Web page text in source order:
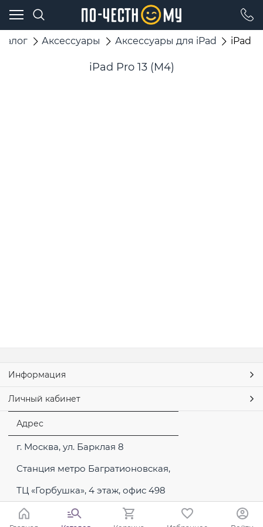
Аксессуары Аксессуары для iPad iPad
iPad Pro 13 (M4)
Информация
Личный кабинет
Адрес
г. Москва, ул. Барклая 8
Станция метро Багратионовская,
ТЦ «Горбушка», 4 этаж, офис 498